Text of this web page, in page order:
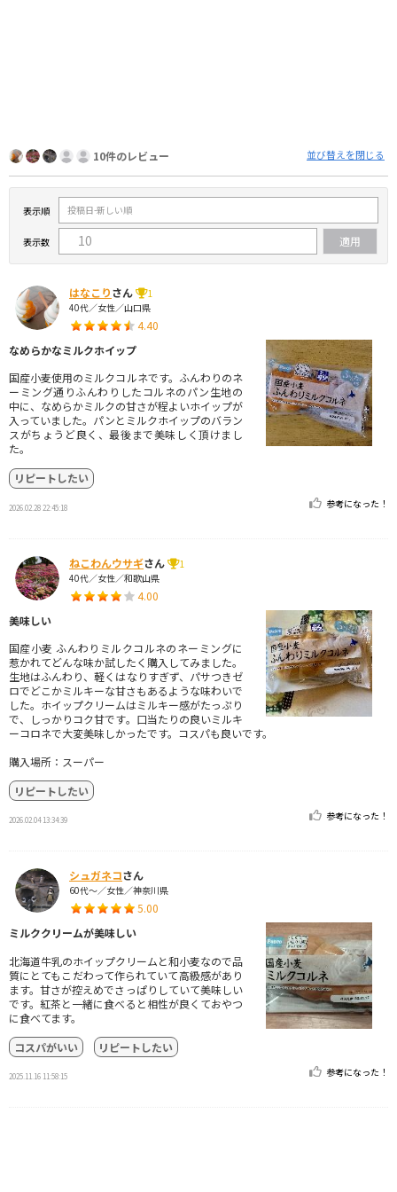
10件のレビュー 並び替えを閉じる
表示順
表示数
はなこりさん
1
40代／女性／山口県
4.40
なめらかなミルクホイップ
国産小麦使用のミルクコルネです。ふんわりのネ
ーミング通りふんわりしたコルネのパン生地の
中に、なめらかミルクの甘さが程よいホイップが
入っていました。パンとミルクホイップのバラン
スがちょうど良く、最後まで美味しく頂けまし
た。
リピートしたい
2026.02.28 22:45:18 参考になった！
ねこわんウサギさん
1
40代／女性／和歌山県
4.00
美味しい
国産小麦 ふんわりミルクコルネのネーミングに
惹かれてどんな味か試したく購入してみました。
生地はふんわり、軽くはなりすぎず、パサつきゼ
ロでどこかミルキーな甘さもあるような味わいで
した。ホイップクリームはミルキー感がたっぷり
で、しっかりコク甘です。口当たりの良いミルキ
ーコロネで大変美味しかったです。コスパも良いです。
購入場所：スーパー
リピートしたい
2026.02.04 13:34:39 参考になった！
シュガネコさん
60代～／女性／神奈川県
5.00
ミルククリームが美味しい
北海道牛乳のホイップクリームと和小麦なので品
質にとてもこだわって作られていて高級感があり
ます。甘さが控えめでさっぱりしていて美味しい
です。紅茶と一緒に食べると相性が良くておやつ
に食べてます。
コスパがいい
リピートしたい
2025.11.16 11:58:15 参考になった！